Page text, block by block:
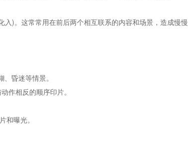
。这常常用在前后两个相互联系的内容和场景，造成慢慢
昏迷等情景。
作相反的顺序印片。
曝光。